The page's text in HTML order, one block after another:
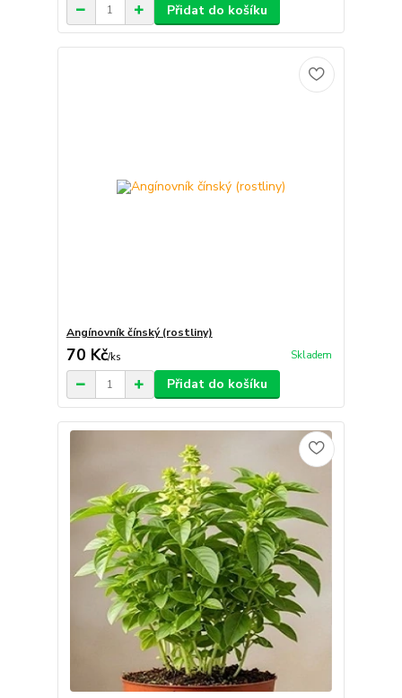
Přidat do košíku
Angínovník čínský (rostliny)
70 Kč/ks Skladem
Přidat do košíku